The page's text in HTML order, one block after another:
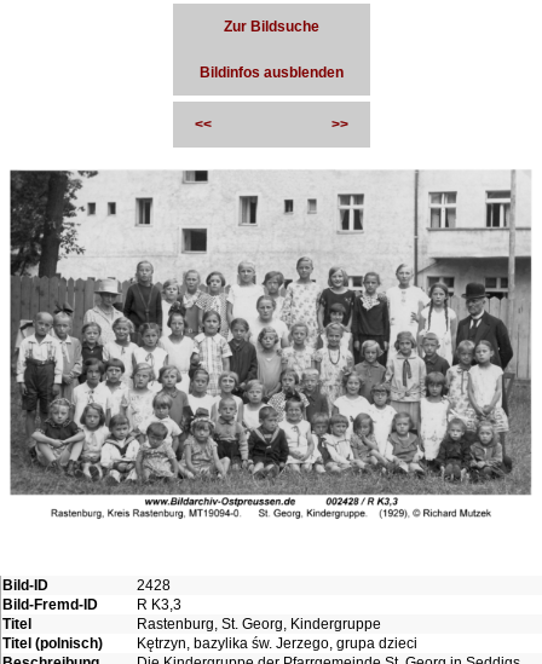
Zur Bildsuche
Bildinfos ausblenden
<< >>
Bild-ID
2428
Bild-Fremd-ID
R K3,3
Titel
Rastenburg, St. Georg, Kindergruppe
Titel (polnisch)
Kętrzyn, bazylika św. Jerzego, grupa dzieci